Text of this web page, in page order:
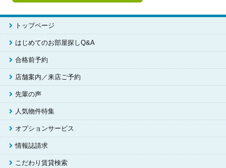
トップページ
はじめてのお部屋探しQ&A
合格前予約
店舗案内／来店ご予約
先輩の声
人気物件特集
オプションサービス
情報誌請求
こだわり賃貸検索